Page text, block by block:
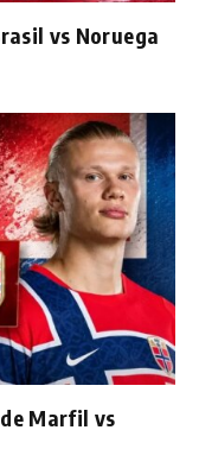
vs Noruega
Marfil vs